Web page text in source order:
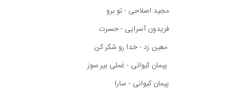
مجید اصلاحی - تو برو
فریدون آسرایی - حسرت
معین زد - خدا رو شکر کن
پیمان کیوانی - غملی بیر سوز
پیمان کیوانی - سارا